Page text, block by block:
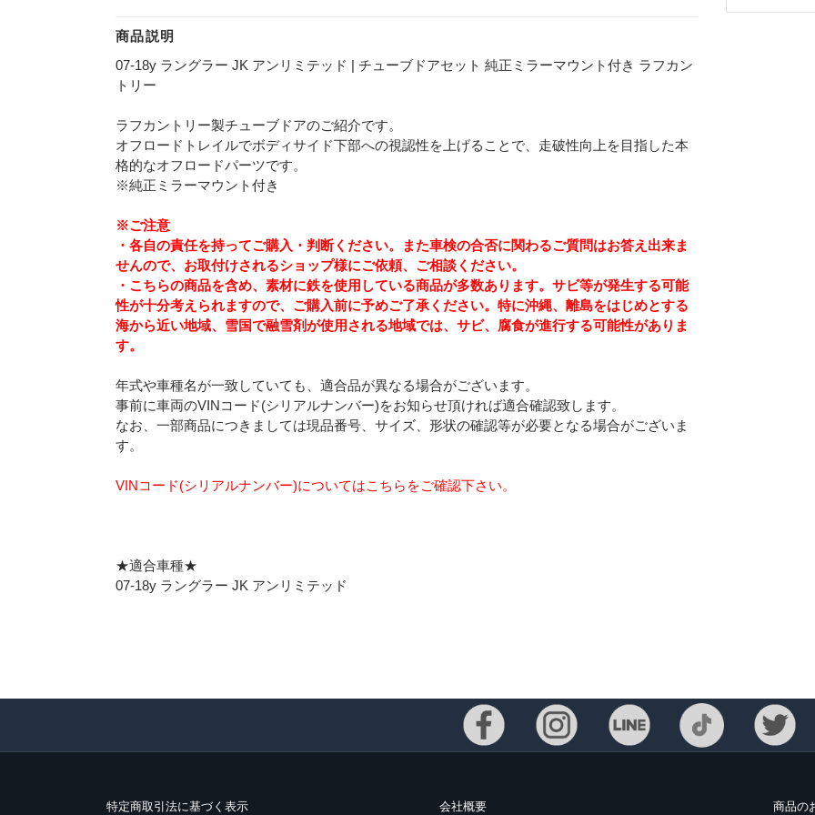
商品説明
07-18y ラングラー JK アンリミテッド | チューブドアセット 純正ミラーマウント付き ラフカン
トリー
ラフカントリー製チューブドアのご紹介です。
オフロードトレイルでボディサイド下部への視認性を上げることで、走破性向上を目指した本
格的なオフロードパーツです。
※純正ミラーマウント付き
※ご注意
・各自の責任を持ってご購入・判断ください。また車検の合否に関わるご質問はお答え出来ま
せんので、お取付けされるショップ様にご依頼、ご相談ください。
・こちらの商品を含め、素材に鉄を使用している商品が多数あります。サビ等が発生する可能
性が十分考えられますので、ご購入前に予めご了承ください。特に沖縄、離島をはじめとする
海から近い地域、雪国で融雪剤が使用される地域では、サビ、腐食が進行する可能性がありま
す。
年式や車種名が一致していても、適合品が異なる場合がございます。
事前に車両のVINコード(シリアルナンバー)をお知らせ頂ければ適合確認致します。
なお、一部商品につきましては現品番号、サイズ、形状の確認等が必要となる場合がございま
す。
VINコード(シリアルナンバー)についてはこちらをご確認下さい。
★適合車種★
07-18y ラングラー JK アンリミテッド
特定商取引法に基づく表示 会社概要 商品の